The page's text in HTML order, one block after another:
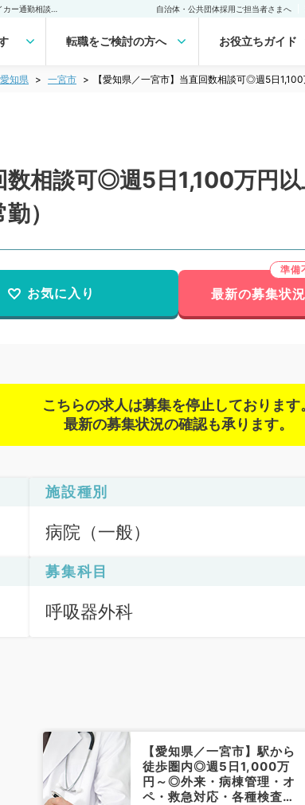
自治体・公共団体採用ご担当者さまへ
転職をご検討の方へ お役立ちガイド
愛知県 一宮市 【愛知県／一宮市】当直回数相談可◎週5日
数相談可◎週5日1,100万円
）
お気に入り 最新の募集状
こちらの求人は募集を停止しております
最新の募集状況の確認も承ります。
施設種別
病院（一般）
募集科目
呼吸器外科
【愛知県／一宮市】駅から
徒歩圏内◎週5日1,000万
円～◎外来・病棟管理・オ
ペ・救急対応・各種検査の